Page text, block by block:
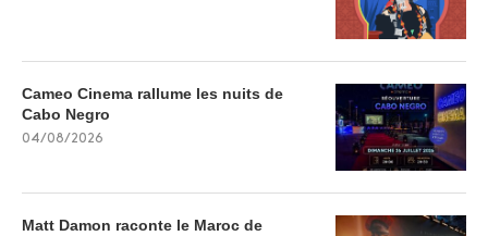
Cameo Cinema rallume les nuits de
Cabo Negro
04/08/2026
Matt Damon raconte le Maroc de